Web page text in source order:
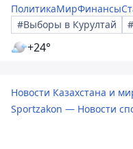
ПолитикаМирФинансы
#Выборы в Курултай
+24°
Новости Казахстана и
Sportzakon — Новости